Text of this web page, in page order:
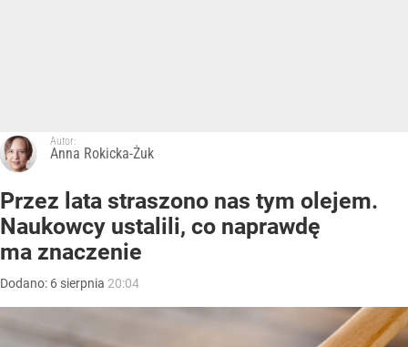
Autor:
Anna Rokicka-Żuk
Przez lata straszono nas tym olejem.
Naukowcy ustalili, co naprawdę
ma znaczenie
Dodano: 6 sierpnia 20:04